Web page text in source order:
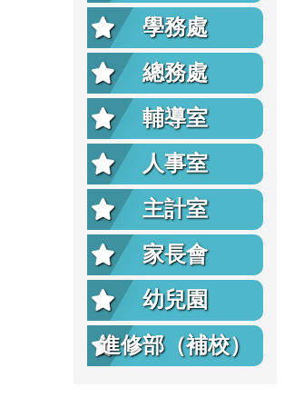
學務處
總務處
輔導室
人事室
主計室
家長會
幼兒園
進修部（補校）